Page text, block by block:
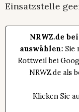
Einsatzstelle
NRWZ.de
auswählen: Sie
Rottweil bei
NRWZ.de als
Klicken Sie